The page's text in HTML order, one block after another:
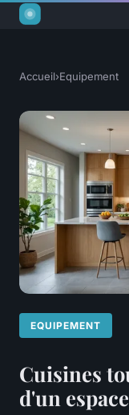
Accueil›Equipement
EQUIPEMENT
Cuisines
d'un